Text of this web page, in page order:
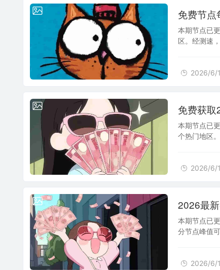
2026/6/14
免费节
本期节点已
区。经测速
2026/6/
2026/6/13
免费获
本期节点已
个热门地区
2026/6/
2026/6/12
2026最
本期节点已
分节点峰值
2026/6/